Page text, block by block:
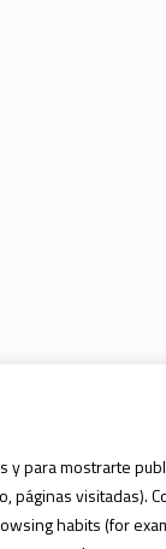
para mostrarte
visitadas).
habits (for